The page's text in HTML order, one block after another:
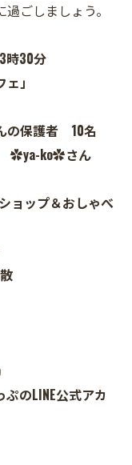
ごしましょう。
時30分
」
の保護者 10名
✿ya-ko✿さん
＆おしゃべ
のLINE公式アカ